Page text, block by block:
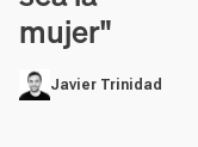
mujer"
Javier Trinidad